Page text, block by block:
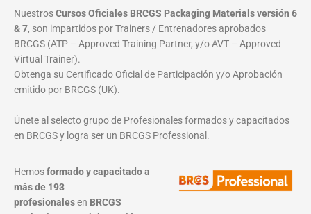
NuestrosCursos Oficiales BRCGS Packaging Materials versión 6
& 7, son impartidos por Trainers / Entrenadores aprobados
BRCGS (ATP – Approved Training Partner, y/o AVT – Approved
Virtual Trainer).
Obtenga su Certificado Oficial de Participación y/o Aprobación
emitido por BRCGS (UK).
Únete al selecto grupo de Profesionales formados y capacitados
en BRCGS y logra ser un BRCGS Professional.
Hemosformado y capacitado a
más de 193
profesionalesen BRCGS